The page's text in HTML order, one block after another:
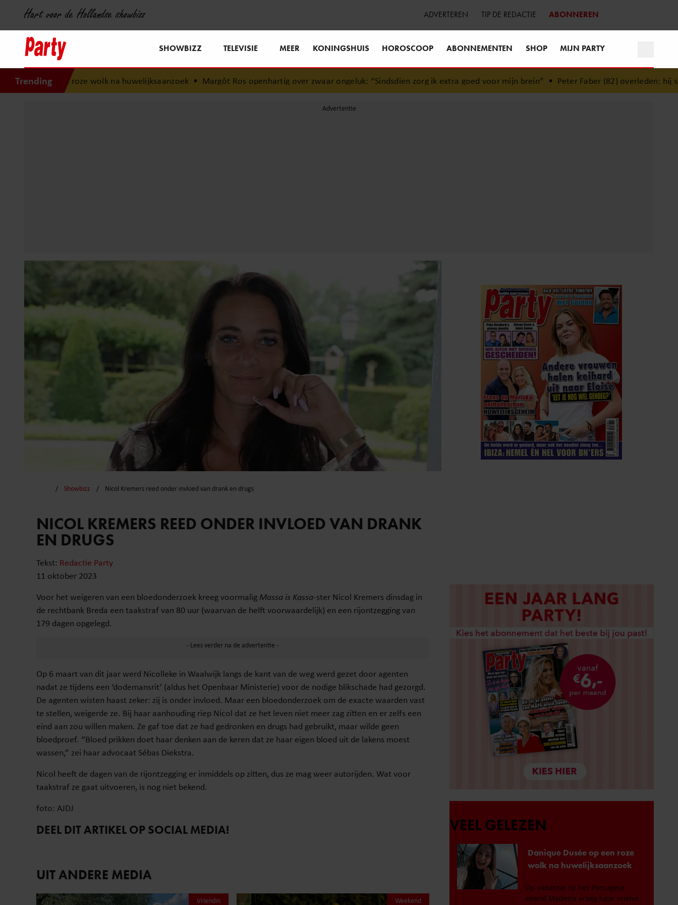
Hart voor de Hollandse showbizz ADVERTEREN TIP DE REDACTIE ABONNEREN
SHOWBIZZ TELEVISIE MEER KONINGSHUIS HOROSCOOP ABONNEMENTEN SHOP MIJN PARTY
Trending
wolk na huwelijksaanzoek •Margôt Ros openhartig over zwaar ongeluk: “Sindsdien zorg ik extra goed voor mijn brein”•Peter Faber (82) overleden: hij stierf vredig in het
Showbizz Nicol Kremers reed onder invloed van drank en drugs
NICOL KREMERS REED ONDER INVLOED VAN DRANK
EN DRUGS
Tekst: Redactie Party
11 oktober 2023
Voor het weigeren van een bloedonderzoek kreeg voormalig Massa is Kassa-ster Nicol Kremers dinsdag in
de rechtbank Breda een taakstraf van 80 uur (waarvan de helft voorwaardelijk) en een rijontzegging van
179 dagen opgelegd.
Op 6 maart van dit jaar werd Nicolleke in Waalwijk langs de kant van de weg werd gezet door agenten
nadat ze tijdens een ‘dodemansrit’ (aldus het Openbaar Ministerie) voor de nodige blikschade had gezorgd.
De agenten wisten haast zeker: zij is onder invloed. Maar een bloedonderzoek om de exacte waarden vast
te stellen, weigerde ze. Bij haar aanhouding riep Nicol dat ze het leven niet meer zag zitten en er zelfs een
eind aan zou willen maken. Ze gaf toe dat ze had gedronken en drugs had gebruikt, maar wilde geen
bloedproef. “Bloed prikken doet haar denken aan de keren dat ze haar eigen bloed uit de lakens moest
wassen,” zei haar advocaat Sébas Diekstra.
Nicol heeft de dagen van de rijontzegging er inmiddels op zitten, dus ze mag weer autorijden. Wat voor
taakstraf ze gaat uitvoeren, is nog niet bekend.
foto: AJDJ
DEEL DIT ARTIKEL OP SOCIAL MEDIA!
UIT ANDERE MEDIA
Vriendin Weekend